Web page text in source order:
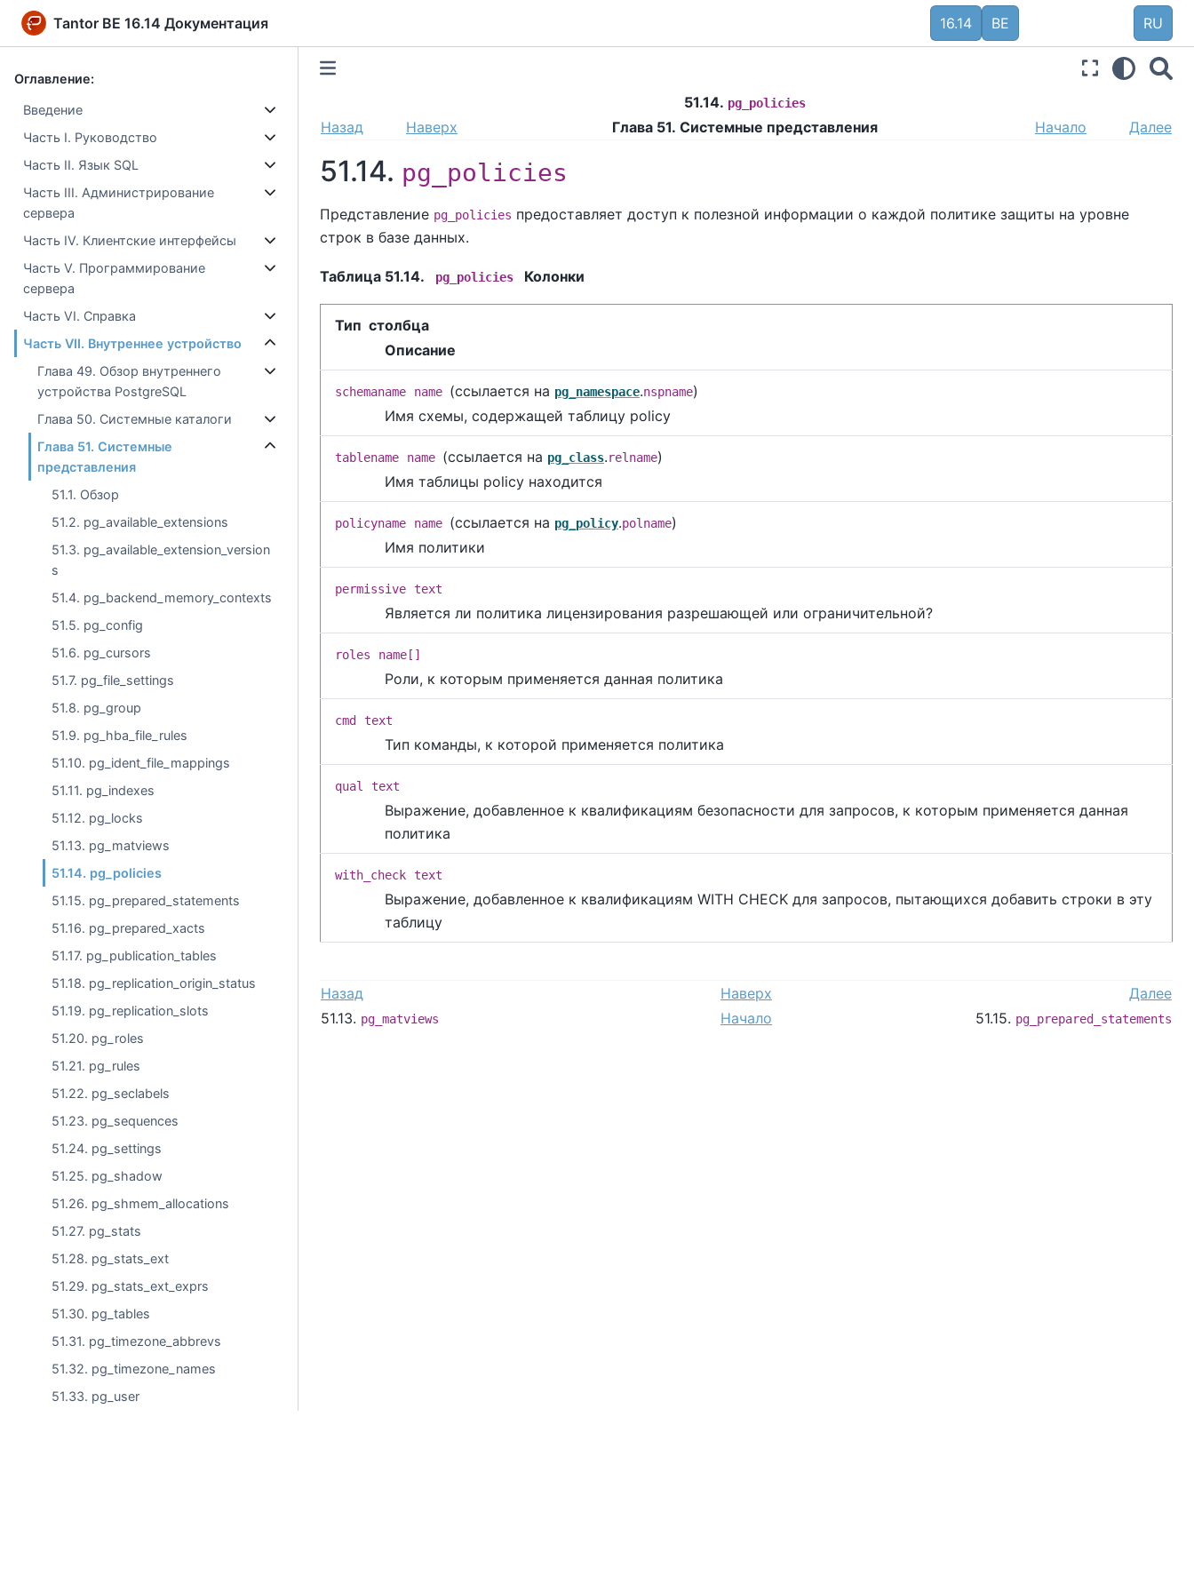
Tantor BE 16.14 Документация 16.14 BE RU
Оглавление:
Введение
Часть I. Руководство
Часть II. Язык SQL
Часть III. Администрирование
сервера
Часть IV. Клиентские интерфейсы
Часть V. Программирование
сервера
Часть VI. Справка
Часть VII. Внутреннее устройство
Глава 49. Обзор внутреннего
устройства PostgreSQL
Глава 50. Системные каталоги
Глава 51. Системные
представления
51.1. Обзор
51.2. pg_available_extensions
51.3. pg_available_extension_version
s
51.4. pg_backend_memory_contexts
51.5. pg_config
51.6. pg_cursors
51.7. pg_file_settings
51.8. pg_group
51.9. pg_hba_file_rules
51.10. pg_ident_file_mappings
51.11. pg_indexes
51.12. pg_locks
51.13. pg_matviews
51.14. pg_policies
51.15. pg_prepared_statements
51.16. pg_prepared_xacts
51.17. pg_publication_tables
51.18. pg_replication_origin_status
51.19. pg_replication_slots
51.20. pg_roles
51.21. pg_rules
51.22. pg_seclabels
51.23. pg_sequences
51.24. pg_settings
51.25. pg_shadow
51.26. pg_shmem_allocations
51.27. pg_stats
51.28. pg_stats_ext
51.29. pg_stats_ext_exprs
51.30. pg_tables
51.31. pg_timezone_abbrevs
51.32. pg_timezone_names
51.33. pg_user
51.14. pg_policies
Назад Наверх Глава 51. Системные представления Начало Далее
51.14. pg_policies
Представление pg_policies предоставляет доступ к полезной информации о каждой политике защиты на уровне
строк в базе данных.
Таблица 51.14. pg_policies Колонки
Тип столбца
Описание
schemaname name (ссылается на pg_namespace.nspname)
Имя схемы, содержащей таблицу policy
tablename name (ссылается на pg_class.relname)
Имя таблицы policy находится
policyname name (ссылается на pg_policy.polname)
Имя политики
permissive text
Является ли политика лицензирования разрешающей или ограничительной?
roles name[]
Роли, к которым применяется данная политика
cmd text
Тип команды, к которой применяется политика
qual text
Выражение, добавленное к квалификациям безопасности для запросов, к которым применяется данная
политика
with_check text
Выражение, добавленное к квалификациям WITH CHECK для запросов, пытающихся добавить строки в эту
таблицу
Назад Наверх
Далее
51.13. pg_matviews Начало 51.15. pg_prepared_statements